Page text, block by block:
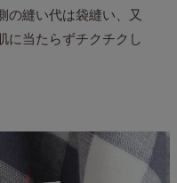
の縫い代は袋縫い、又
に当たらずチクチクし